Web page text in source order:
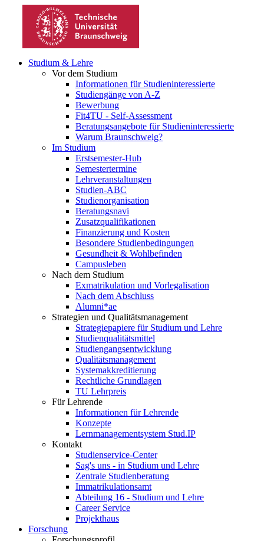
Studium & Lehre
Vor dem Studium
Informationen für Studieninteressierte
Studiengänge von A-Z
Bewerbung
Fit4TU - Self-Assessment
Beratungsangebote für Studieninteressierte
Warum Braunschweig?
Im Studium
Erstsemester-Hub
Semestertermine
Lehrveranstaltungen
Studien-ABC
Studienorganisation
Beratungsnavi
Zusatzqualifikationen
Finanzierung und Kosten
Besondere Studienbedingungen
Gesundheit & Wohlbefinden
Campusleben
Nach dem Studium
Exmatrikulation und Vorlegalisation
Nach dem Abschluss
Alumni*ae
Strategien und Qualitätsmanagement
Strategiepapiere für Studium und Lehre
Studienqualitätsmittel
Studiengangsentwicklung
Qualitätsmanagement
Systemakkreditierung
Rechtliche Grundlagen
TU Lehrpreis
Für Lehrende
Informationen für Lehrende
Konzepte
Lernmanagementsystem Stud.IP
Kontakt
Studienservice-Center
Sag's uns - in Studium und Lehre
Zentrale Studienberatung
Immatrikulationsamt
Abteilung 16 - Studium und Lehre
Career Service
Projekthaus
Forschung